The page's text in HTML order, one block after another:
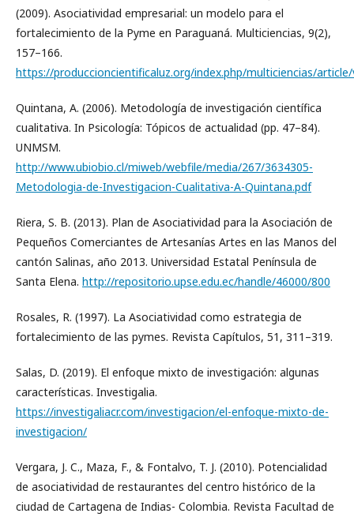
(2009). Asociatividad empresarial: un modelo para el
fortalecimiento de la Pyme en Paraguaná. Multiciencias, 9(2),
157–166.
https://produccioncientificaluz.org/index.php/multiciencias/
Quintana, A. (2006). Metodología de investigación científica
cualitativa. In Psicología: Tópicos de actualidad (pp. 47–84).
UNMSM.
http://www.ubiobio.cl/miweb/webfile/media/267/3634305-
Metodologia-de-Investigacion-Cualitativa-A-Quintana.pdf
Riera, S. B. (2013). Plan de Asociatividad para la Asociación de
Pequeños Comerciantes de Artesanías Artes en las Manos del
cantón Salinas, año 2013. Universidad Estatal Península de
Santa Elena. http://repositorio.upse.edu.ec/handle/46000/800
Rosales, R. (1997). La Asociatividad como estrategia de
fortalecimiento de las pymes. Revista Capítulos, 51, 311–319.
Salas, D. (2019). El enfoque mixto de investigación: algunas
características. Investigalia.
https://investigaliacr.com/investigacion/el-enfoque-mixto-de-
investigacion/
Vergara, J. C., Maza, F., & Fontalvo, T. J. (2010). Potencialidad
de asociatividad de restaurantes del centro histórico de la
ciudad de Cartagena de Indias- Colombia. Revista Facultad de